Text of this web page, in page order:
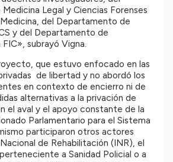
Legal y Ciencias Forenses
del Departamento de
y del Departamento de
subrayó Vigna.
que estuvo enfocado en las
de libertad y no abordó los
en contexto de encierro ni de
alternativas a la privación de
el aval y el apoyo constante de la
Parlamentario para el Sistema
participaron otros actores
de Rehabilitación (INR), el
a Sanidad Policial o a